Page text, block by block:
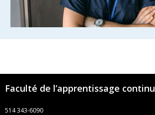
Faculté de l’apprentissage continu
514 343-6090